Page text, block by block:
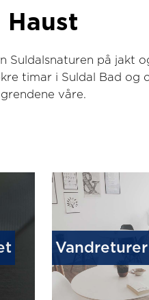
Haust
Suldalsnaturen på jakt
timar i Suldal Bad og
grendene våre.
Vandreturer